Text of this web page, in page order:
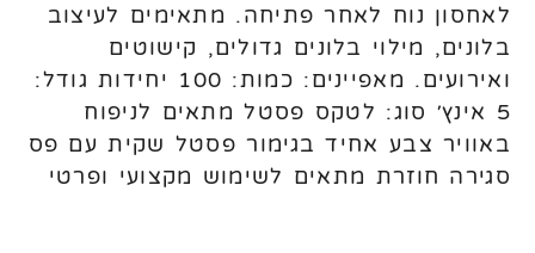
לאחסון נוח לאחר פתיחה. מתאימים לעיצוב
בלונים, מילוי בלונים גדולים, קישוטים
ואירועים. מאפיינים: כמות: 100 יחידות גודל:
5 אינץ׳ סוג: לטקס פסטל מתאים לניפוח
באוויר צבע אחיד בגימור פסטל שקית עם פס
סגירה חוזרת מתאים לשימוש מקצועי ופרטי